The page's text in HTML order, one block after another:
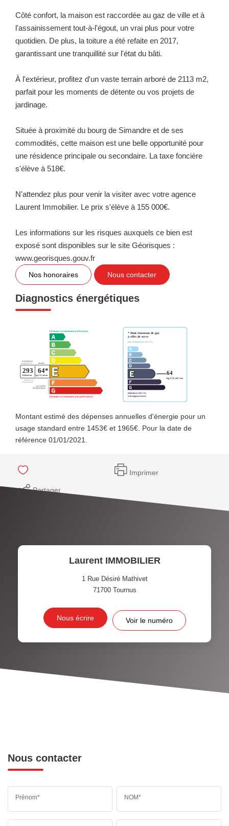
Côté confort, la maison est raccordée au gaz de ville et à
l'assainissement tout-à-l'égout, un vrai plus pour votre
quotidien. De plus, la toiture a été refaite en 2017,
garantissant une tranquillité sur l'état du bâti.
À l'extérieur, profitez d'un vaste terrain arboré de 2113 m2,
parfait pour les moments de détente ou vos projets de
jardinage.
Située à proximité du bourg de Simandre et de ses
commodités, cette maison est une belle opportunité pour
une résidence principale ou secondaire. La taxe foncière
s'élève à 518€.
N'attendez plus pour venir la visiter avec votre agence
Laurent Immobilier. Le prix s'élève à 155 000€.
Les informations sur les risques auxquels ce bien est
exposé sont disponibles sur le site Géorisques :
www.georisques.gouv.fr
Nos honoraires Nous contacter
Diagnostics énergétiques
Montant estimé des dépenses annuelles d'énergie pour un
usage standard entre 1453€ et 1965€. Pour la date de
référence 01/01/2021.
Imprimer
Partager
Laurent IMMOBILIER
1 Rue Désiré Mathivet
71700 Tournus
Nous écrire Voir le numéro
Nous contacter
Prénom* NOM*